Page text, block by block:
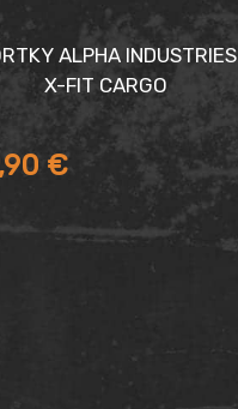
ALPHA INDUSTRIES
X-FIT CARGO
€